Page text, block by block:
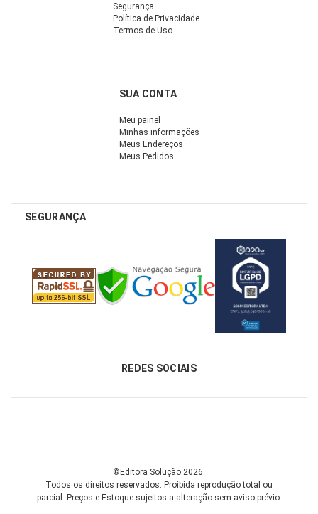
Segurança
Política de Privacidade
Termos de Uso
SUA CONTA
Meu painel
Minhas informações
Meus Endereços
Meus Pedidos
SEGURANÇA
REDES SOCIAIS
©Editora Solução 2026.
Todos os direitos reservados. Proibida reprodução total ou
parcial. Preços e Estoque sujeitos a alteração sem aviso prévio.